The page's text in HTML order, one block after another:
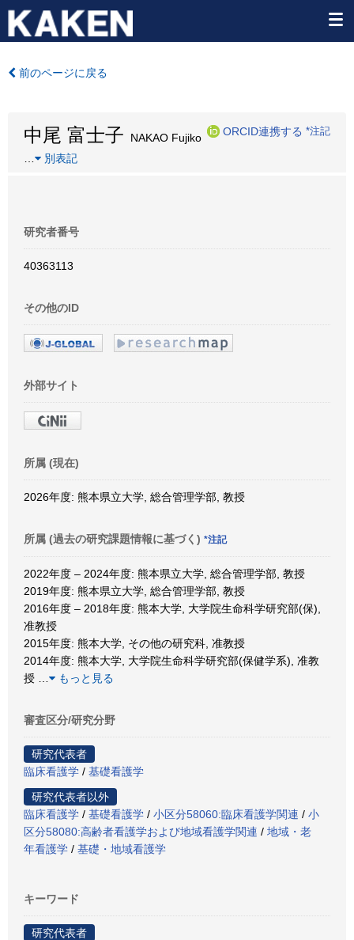
前のページに戻る
中尾 富士子 NAKAO Fujiko
ORCID連携する *注記
別表記
研究者番号
40363113
その他のID
外部サイト
所属 (現在)
2026年度: 熊本県立大学, 総合管理学部, 教授
所属 (過去の研究課題情報に基づく) *注記
2022年度 – 2024年度: 熊本県立大学, 総合管理学部, 教授
2019年度: 熊本県立大学, 総合管理学部, 教授
2016年度 – 2018年度: 熊本大学, 大学院生命科学研究部(保),
准教授
2015年度: 熊本大学, その他の研究科, 准教授
2014年度: 熊本大学, 大学院生命科学研究部(保健学系), 准教
授
もっと見る
審査区分/研究分野
研究代表者
臨床看護学 / 基礎看護学
研究代表者以外
臨床看護学 / 基礎看護学 / 小区分58060:臨床看護学関連 / 小
区分58080:高齢者看護学および地域看護学関連 / 地域・老
年看護学 / 基礎・地域看護学
キーワード
研究代表者